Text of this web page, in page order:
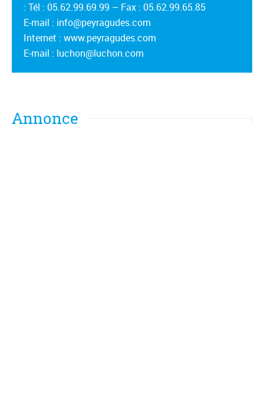
: Tél : 05.62.99.69.99 – Fax : 05.62.99.65.85
E-mail : info@peyragudes.com
Internet : www.peyragudes.com
E-mail : luchon@luchon.com
Annonce